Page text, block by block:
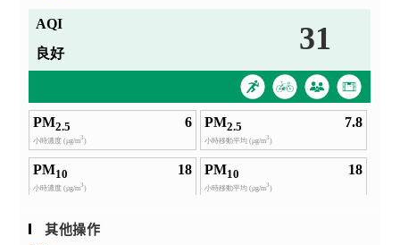
其他操作